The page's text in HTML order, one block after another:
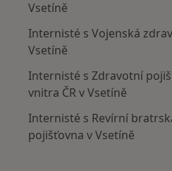
Vsetíně
Internisté s Vojenská
Vsetíně
Internisté s Zdravotní
vnitra ČR v Vsetíně
Internisté s Revírní
pojišťovna v Vsetíně